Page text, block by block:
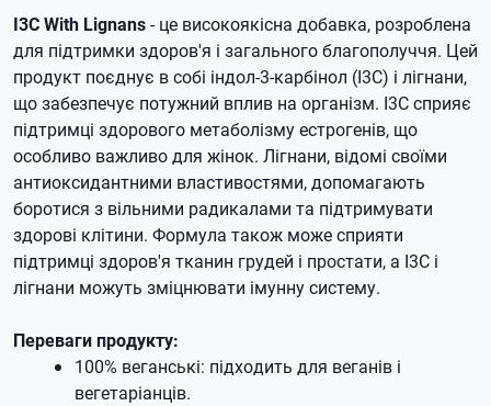
I3C With Lignans- це високоякісна добавка, розроблена
для підтримки здоров'я і загального благополуччя. Цей
продукт поєднує в собі індол-3-карбінол (I3C) і лігнани,
що забезпечує потужний вплив на організм. I3C сприяє
підтримці здорового метаболізму естрогенів, що
особливо важливо для жінок. Лігнани, відомі своїми
антиоксидантними властивостями, допомагають
боротися з вільними радикалами та підтримувати
здорові клітини. Формула також може сприяти
підтримці здоров'я тканин грудей і простати, а I3C і
лігнани можуть зміцнювати імунну систему.
Переваги продукту:
100% веганські: підходить для веганів і
вегетаріанців.